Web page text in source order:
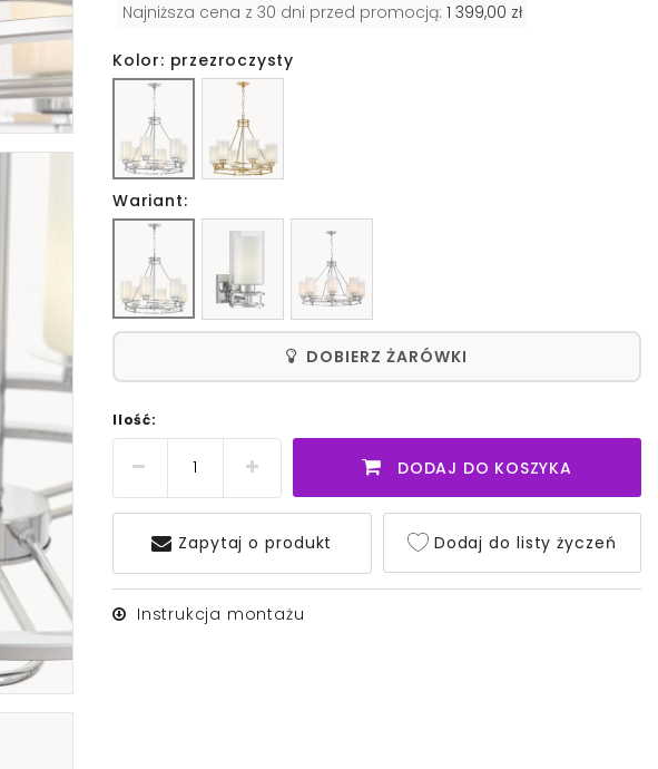
Najniższa cena z 30 dni przed promocją: 1 399,00 zł
Kolor: przezroczysty
Wariant:
DOBIERZ ŻARÓWKI
Ilość:
DODAJ DO KOSZYKA
Zapytaj o produkt Dodaj do listy życzeń
Instrukcja montażu